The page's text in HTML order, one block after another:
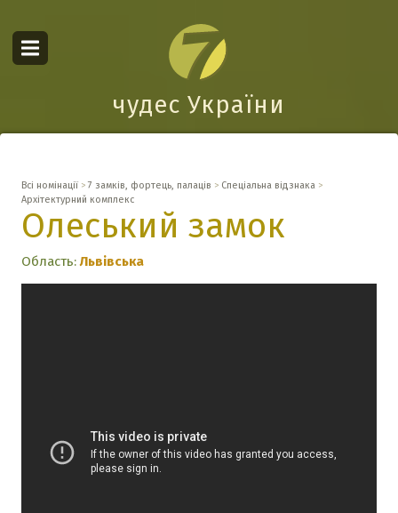
чудес України
Всі номінації > 7 замків, фортець, палаців > Спеціальна відзнака >
Архітектурний комплекс
Олеський замок
Область:Львівська